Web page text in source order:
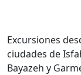
Excursiones
ciudades de
Bayazeh y